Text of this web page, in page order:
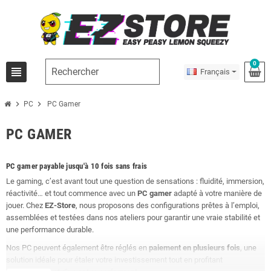
view_headline Français
0
chevron_right PC chevron_right PC Gamer
PC GAMER
PC gamer payable jusqu'à 10 fois sans frais
Le gaming, c’est avant tout une question de sensations : fluidité, immersion,
réactivité… et tout commence avec un PC gamer adapté à votre manière de
jouer. Chez EZ-Store, nous proposons des configurations prêtes à l’emploi,
assemblées et testées dans nos ateliers pour garantir une vraie stabilité et
une performance durable.
Nos PC peuvent également être réglés en paiement en plusieurs fois, une